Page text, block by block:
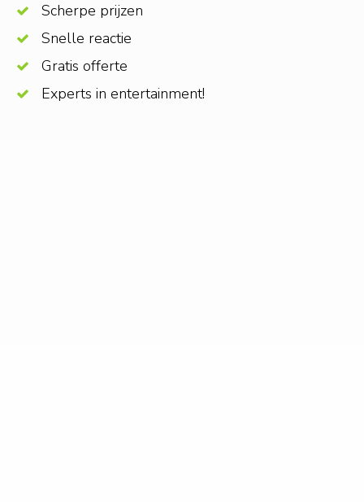
Scherpe prijzen
Snelle reactie
Gratis offerte
Experts in entertainment!